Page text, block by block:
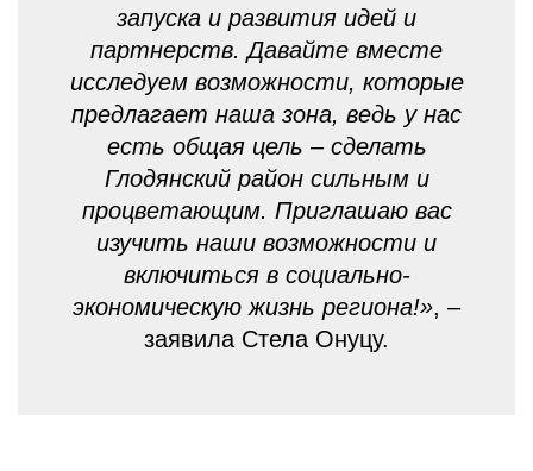
запуска и развития идей и
партнерств. Давайте вместе
исследуем возможности, которые
предлагает наша зона, ведь у нас
есть общая цель – сделать
Глодянский район сильным и
процветающим. Приглашаю вас
изучить наши возможности и
включиться в социально-
экономическую жизнь региона!», –
заявила Стела Онуцу.